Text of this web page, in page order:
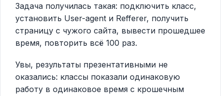
Задача получилась такая: подключить класс,
установить User-agent и Refferer, получить
страницу с чужого сайта, вывести прошедшее
время, повторить всё 100 раз.
Увы, результаты презентативными не
оказались: классы показали одинаковую
работу в одинаковое время с крошечным